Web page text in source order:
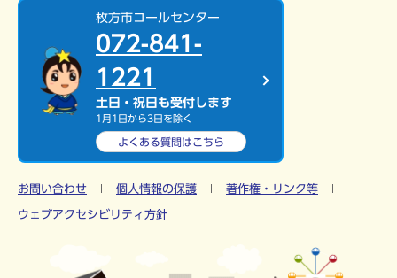
枚方市コールセンター
072-841-
1221
土日・祝日も受付します
1月1日から3日を除く
よくある質問はこちら
お問い合わせ 個人情報の保護 著作権・リンク等
ウェブアクセシビリティ方針